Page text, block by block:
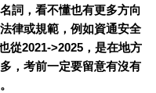
詞，看不懂也有更多方向
律或規範，例如資通安全
從2021->2025，是在地方
，考前一定要留意有沒有